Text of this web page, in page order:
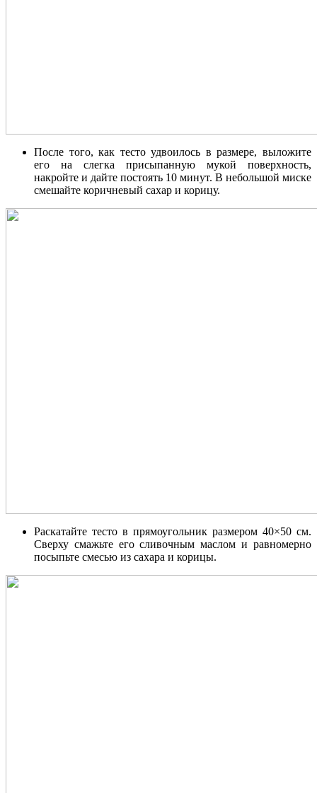
После того, как тесто удвоилось в размере, выложите
его на слегка присыпанную мукой поверхность,
накройте и дайте постоять 10 минут. В небольшой миске
смешайте коричневый сахар и корицу.
Раскатайте тесто в прямоугольник размером 40×50 см.
Сверху смажьте его сливочным маслом и равномерно
посыпьте смесью из сахара и корицы.